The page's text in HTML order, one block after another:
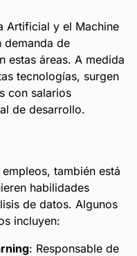
Artificial y el Machine
demanda de
estas áreas. A medida
tecnologías, surgen
con salarios
de desarrollo.
también está
habilidades
de datos. Algunos
incluyen:
: Responsable de